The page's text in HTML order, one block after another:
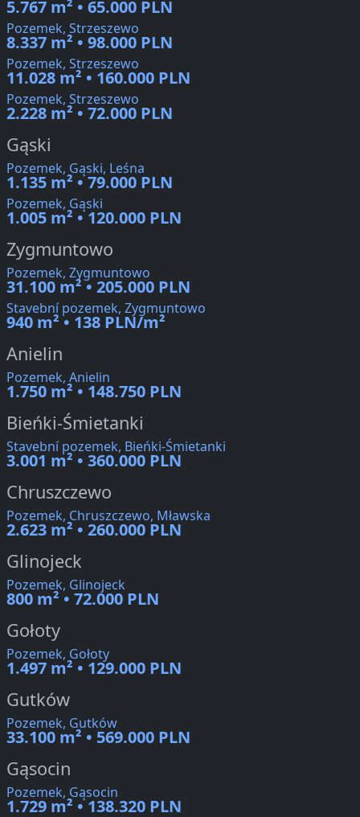
5.767 m² • 65.000 PLN
Pozemek, Strzeszewo
8.337 m² • 98.000 PLN
Pozemek, Strzeszewo
11.028 m² • 160.000 PLN
Pozemek, Strzeszewo
2.228 m² • 72.000 PLN
Gąski
Pozemek, Gąski, Leśna
1.135 m² • 79.000 PLN
Pozemek, Gąski
1.005 m² • 120.000 PLN
Zygmuntowo
Pozemek, Zygmuntowo
31.100 m² • 205.000 PLN
Stavební pozemek, Zygmuntowo
940 m² • 138 PLN/m²
Anielin
Pozemek, Anielin
1.750 m² • 148.750 PLN
Bieńki-Śmietanki
Stavební pozemek, Bieńki-Śmietanki
3.001 m² • 360.000 PLN
Chruszczewo
Pozemek, Chruszczewo, Mławska
2.623 m² • 260.000 PLN
Glinojeck
Pozemek, Glinojeck
800 m² • 72.000 PLN
Gołoty
Pozemek, Gołoty
1.497 m² • 129.000 PLN
Gutków
Pozemek, Gutków
33.100 m² • 569.000 PLN
Gąsocin
Pozemek, Gąsocin
1.729 m² • 138.320 PLN